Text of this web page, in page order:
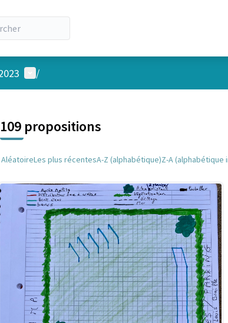
Menu utilisateur
/
109 propositions
AléatoireLes plus récentesA-Z (alphabétique)Z-A (alphabétique